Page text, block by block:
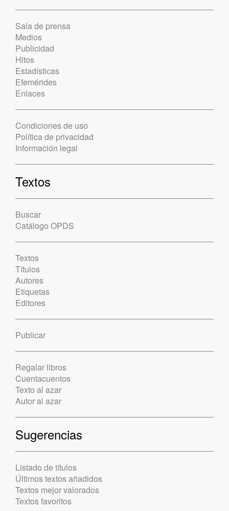
Sala de prensa
Medios
Publicidad
Hitos
Estadísticas
Efemérides
Enlaces
Condiciones de uso
Política de privacidad
Información legal
Textos
Buscar
Catálogo OPDS
Textos
Títulos
Autores
Etiquetas
Editores
Publicar
Regalar libros
Cuentacuentos
Texto al azar
Autor al azar
Sugerencias
Listado de títulos
Últimos textos añadidos
Textos mejor valorados
Textos favoritos